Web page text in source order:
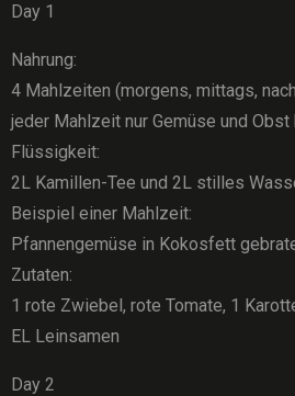
Day 1
Nahrung:
4 Mahlzeiten (morgens, mittags,
jeder Mahlzeit nur Gemüse und
Flüssigkeit:
2L Kamillen-Tee und 2L stilles
Beispiel einer Mahlzeit:
Pfannengemüse in Kokosfett
Zutaten:
1 rote Zwiebel, rote Tomate, 1
EL Leinsamen
Day 2